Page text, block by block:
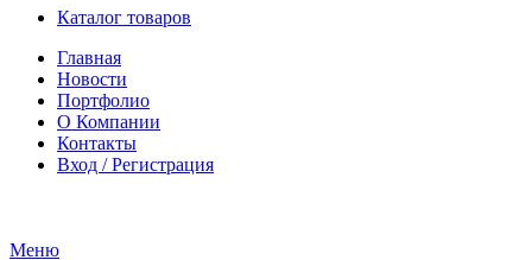
Каталог товаров
Главная
Новости
Портфолио
О Компании
Контакты
Вход / Регистрация
Меню